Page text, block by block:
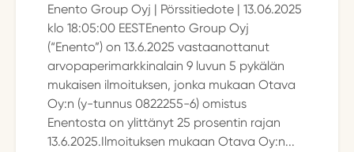
Enento Group Oyj | Pörssitiedote | 13.06.2025
klo 18:05:00 EESTEnento Group Oyj
(“Enento”) on 13.6.2025 vastaanottanut
arvopaperimarkkinalain 9 luvun 5 pykälän
mukaisen ilmoituksen, jonka mukaan Otava
Oy:n (y-tunnus 0822255-6) omistus
Enentosta on ylittänyt 25 prosentin rajan
13.6.2025.Ilmoituksen mukaan Otava Oy:n...